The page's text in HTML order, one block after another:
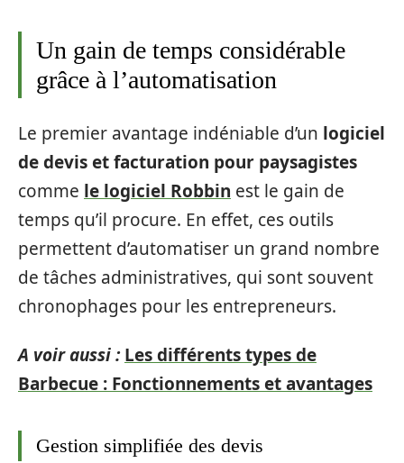
Un gain de temps considérable
grâce à l’automatisation
Le premier avantage indéniable d’un logiciel
de devis et facturation pour paysagistes
comme le logiciel Robbin est le gain de
temps qu’il procure. En effet, ces outils
permettent d’automatiser un grand nombre
de tâches administratives, qui sont souvent
chronophages pour les entrepreneurs.
A voir aussi : Les différents types de
Barbecue : Fonctionnements et avantages
Gestion simplifiée des devis